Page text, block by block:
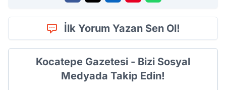
İlk Yorum Yazan Sen Ol!
Kocatepe Gazetesi - Bizi Sosyal
Medyada Takip Edin!